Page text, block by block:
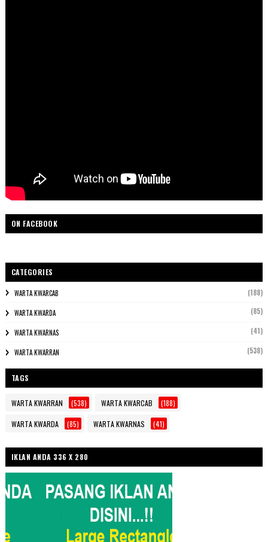
ON FACEBOOK
CATEGORIES
WARTA KWARCAB (188)
WARTA KWARDA (85)
WARTA KWARNAS (41)
WARTA KWARRAN (538)
TAGS
WARTA KWARRAN (538) WARTA KWARCAB (188)
WARTA KWARDA (85) WARTA KWARNAS (41)
IKLAN ANDA 336 X 280